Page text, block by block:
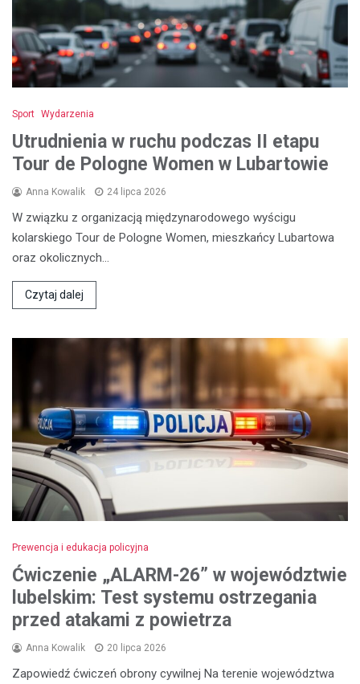
Sport Wydarzenia
Utrudnienia w ruchu podczas II etapu
Tour de Pologne Women w Lubartowie
Anna Kowalik 24 lipca 2026
W związku z organizacją międzynarodowego wyścigu
kolarskiego Tour de Pologne Women, mieszkańcy Lubartowa
oraz okolicznych…
Czytaj dalej
Prewencja i edukacja policyjna
Ćwiczenie „ALARM-26” w województwie
lubelskim: Test systemu ostrzegania
przed atakami z powietrza
Anna Kowalik 20 lipca 2026
Zapowiedź ćwiczeń obrony cywilnej Na terenie województwa